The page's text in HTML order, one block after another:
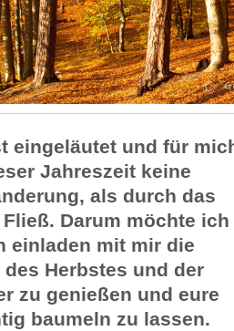
eingeläutet und für
Jahreszeit keine
als durch das
Darum möchte ich
einladen mit mir die
Herbstes und der
zu genießen und eure
baumeln zu lassen.